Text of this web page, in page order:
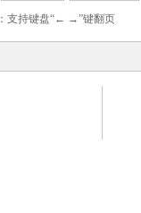
支持键盘“← →”键翻页